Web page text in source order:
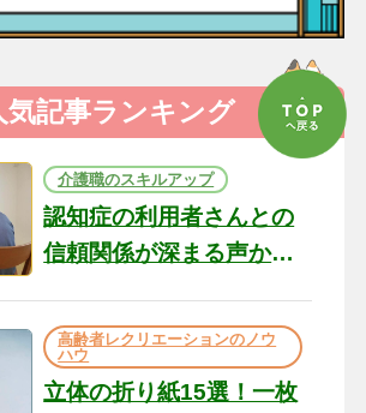
気記事ランキング
介護職のスキルアップ
認知症の利用者さんとの
信頼関係が深まる声かけ
の現場から（22）
高齢者レクリエーションのノウ
ハウ
立体の折り紙15選！一枚